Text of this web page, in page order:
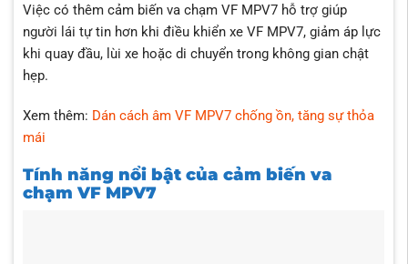
Việc có thêm cảm biến va chạm VF MPV7 hỗ trợ giúp
người lái tự tin hơn khi điều khiển xe VF MPV7, giảm áp lực
khi quay đầu, lùi xe hoặc di chuyển trong không gian chật
hẹp.
Xem thêm: Dán cách âm VF MPV7 chống ồn, tăng sự thỏa
mái
Tính năng nổi bật của cảm biến va
chạm VF MPV7